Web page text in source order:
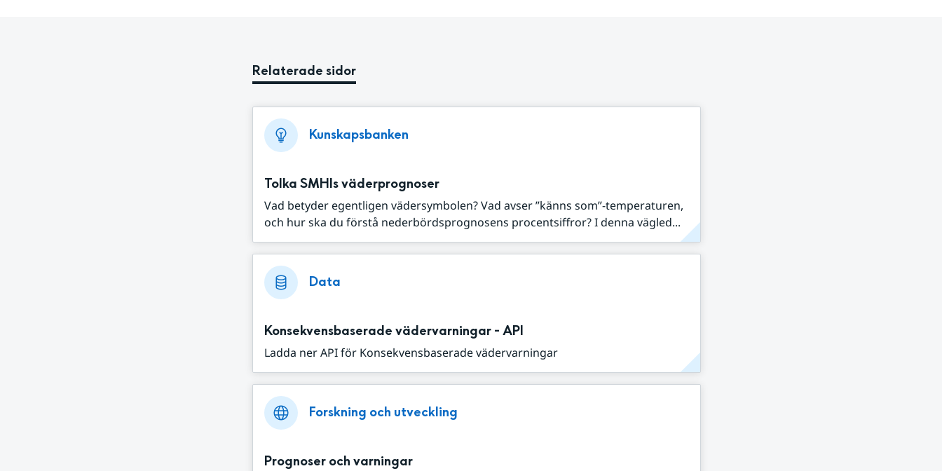
Relaterade sidor
Kunskapsbanken
Tolka SMHIs väderprognoser
Vad betyder egentligen vädersymbolen? Vad avser ”känns som”-temperaturen,
och hur ska du förstå nederbördsprognosens procentsiffror? I denna vägled...
Data
Konsekvensbaserade vädervarningar - API
Ladda ner API för Konsekvensbaserade vädervarningar
Forskning och utveckling
Prognoser och varningar